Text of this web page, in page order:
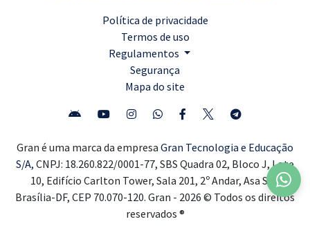
Política de privacidade
Termos de uso
Regulamentos
Segurança
Mapa do site
Gran é uma marca da empresa Gran Tecnologia e Educação
S/A, CNPJ: 18.260.822/0001-77, SBS Quadra 02, Bloco J, Lote
10, Edifício Carlton Tower, Sala 201, 2º Andar, Asa Sul,
Brasília-DF, CEP 70.070-120. Gran - 2026 © Todos os direitos
reservados ®